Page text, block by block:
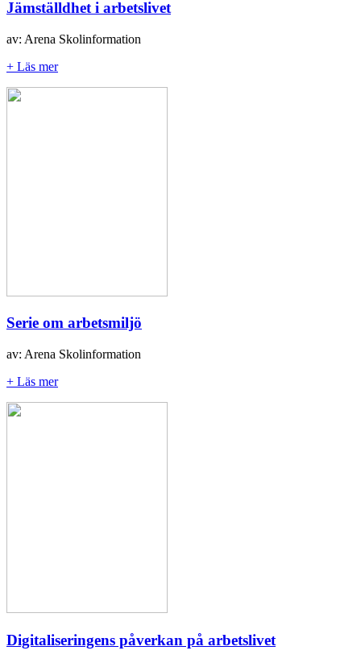
Jämställdhet i arbetslivet
av: Arena Skolinformation
+ Läs mer
Serie om arbetsmiljö
av: Arena Skolinformation
+ Läs mer
Digitaliseringens påverkan på arbetslivet